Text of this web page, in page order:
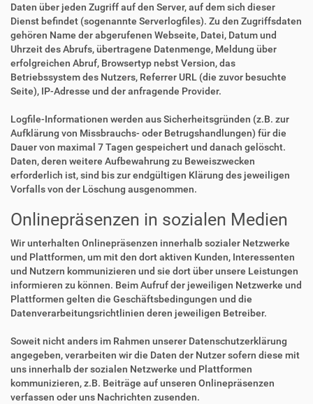
Daten über jeden Zugriff auf den Server, auf dem sich dieser
Dienst befindet (sogenannte Serverlogfiles). Zu den Zugriffsdaten
gehören Name der abgerufenen Webseite, Datei, Datum und
Uhrzeit des Abrufs, übertragene Datenmenge, Meldung über
erfolgreichen Abruf, Browsertyp nebst Version, das
Betriebssystem des Nutzers, Referrer URL (die zuvor besuchte
Seite), IP-Adresse und der anfragende Provider.
Logfile-Informationen werden aus Sicherheitsgründen (z.B. zur
Aufklärung von Missbrauchs- oder Betrugshandlungen) für die
Dauer von maximal 7 Tagen gespeichert und danach gelöscht.
Daten, deren weitere Aufbewahrung zu Beweiszwecken
erforderlich ist, sind bis zur endgültigen Klärung des jeweiligen
Vorfalls von der Löschung ausgenommen.
Onlinepräsenzen in sozialen Medien
Wir unterhalten Onlinepräsenzen innerhalb sozialer Netzwerke
und Plattformen, um mit den dort aktiven Kunden, Interessenten
und Nutzern kommunizieren und sie dort über unsere Leistungen
informieren zu können. Beim Aufruf der jeweiligen Netzwerke und
Plattformen gelten die Geschäftsbedingungen und die
Datenverarbeitungsrichtlinien deren jeweiligen Betreiber.
Soweit nicht anders im Rahmen unserer Datenschutzerklärung
angegeben, verarbeiten wir die Daten der Nutzer sofern diese mit
uns innerhalb der sozialen Netzwerke und Plattformen
kommunizieren, z.B. Beiträge auf unseren Onlinepräsenzen
verfassen oder uns Nachrichten zusenden.